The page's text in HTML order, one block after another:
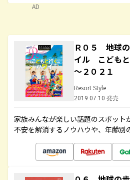
AD
Ｒ０５ 地球
イル こども
～２０２１
Resort Style
2019.07.10 発売
家族みんなが楽しい話題のスポット
不安を解消するノウハウや、年齢別